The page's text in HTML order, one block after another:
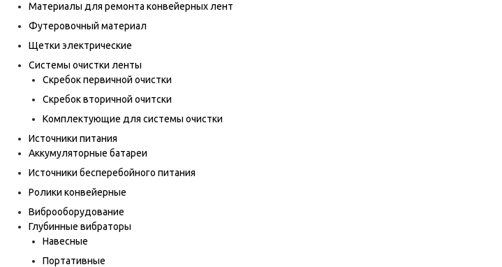
Материалы для ремонта конвейерных лент
Футеровочный материал
Щетки электрические
Системы очистки ленты
Скребок первичной очистки
Скребок вторичной очитски
Комплектующие для системы очистки
Источники питания
Аккумуляторные батареи
Источники бесперебойного питания
Ролики конвейерные
Виброоборудование
Глубинные вибраторы
Навесные
Портативные